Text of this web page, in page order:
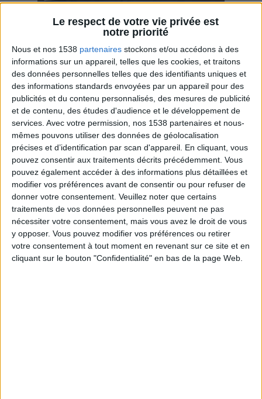
Le respect de votre vie privée est
notre priorité
Nous et nos 1538 partenaires stockons et/ou accédons à des
informations sur un appareil, telles que les cookies, et traitons
des données personnelles telles que des identifiants uniques et
des informations standards envoyées par un appareil pour des
publicités et du contenu personnalisés, des mesures de publicité
et de contenu, des études d'audience et le développement de
services. Avec votre permission, nos 1538 partenaires et nous-
mêmes pouvons utiliser des données de géolocalisation
précises et d’identification par scan d'appareil. En cliquant, vous
pouvez consentir aux traitements décrits précédemment. Vous
pouvez également accéder à des informations plus détaillées et
modifier vos préférences avant de consentir ou pour refuser de
donner votre consentement. Veuillez noter que certains
traitements de vos données personnelles peuvent ne pas
nécessiter votre consentement, mais vous avez le droit de vous
y opposer. Vous pouvez modifier vos préférences ou retirer
votre consentement à tout moment en revenant sur ce site et en
cliquant sur le bouton "Confidentialité" en bas de la page Web.
Savane, LU, Pepito, Harrys... Que valent vraiment
ces gâteaux ?
Webinaires en direct Voir tout
Peut-on remplacer la viande par des féculents ?
Consultation diététique du 05/08/2026